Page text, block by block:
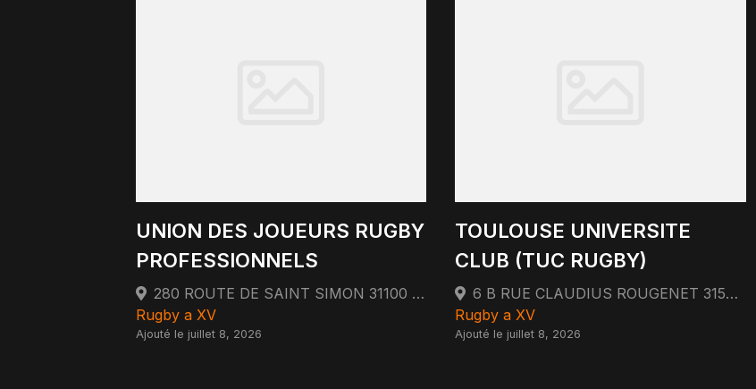
UNION DES JOUEURS RUGBY
PROFESSIONNELS
280 ROUTE DE SAINT SIMON 31100 TOULOUSE
Rugby a XV
Ajouté le juillet 8, 2026
TOULOUSE UNIVERSITE
CLUB (TUC RUGBY)
6 B RUE CLAUDIUS ROUGENET 31500 TOULOUSE
Rugby a XV
Ajouté le juillet 8, 2026